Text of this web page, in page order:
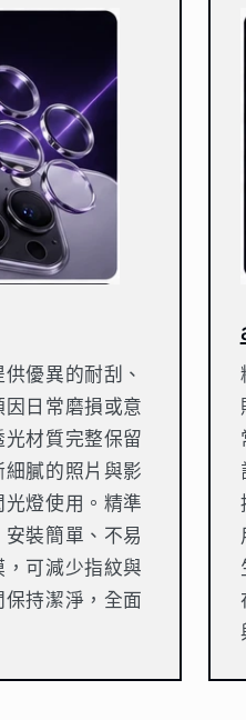
優異的耐刮、
因日常磨損或意
材質完整保留
膩的照片與影
燈使用。精準
裝簡單、不易
可減少指紋與
持潔淨，全面